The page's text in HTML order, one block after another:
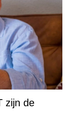
zijn de